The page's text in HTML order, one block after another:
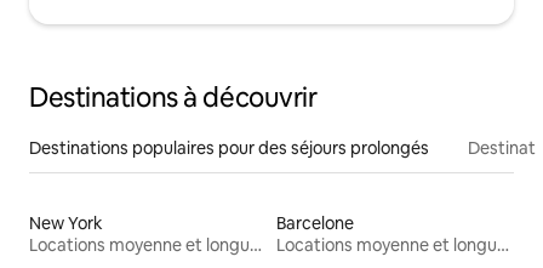
Destinations à découvrir
Destinations populaires pour des séjours prolongés
New York
Locations moyenne et longue durée
Barcelone
Locations moyenne et longue durée